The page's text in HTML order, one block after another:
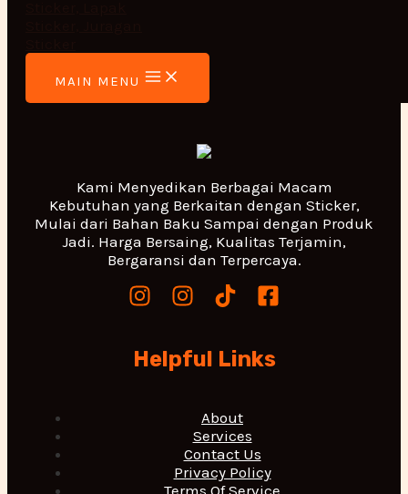
MAIN MENU
Kami Menyedikan Berbagai Macam
Kebutuhan yang Berkaitan dengan Sticker,
Mulai dari Bahan Baku Sampai dengan Produk
Jadi. Harga Bersaing, Kualitas Terjamin,
Bergaransi dan Terpercaya.
Helpful Links
About
Services
Contact Us
Privacy Policy
Terms Of Service